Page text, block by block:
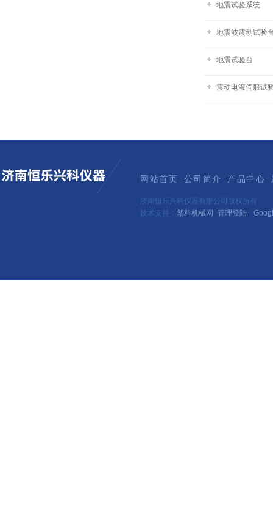
地震试验系统
地震波震动试验
地震试验台
震动电液伺服试
网站首页 公司简介 产品中心
济南恒乐兴科仪器有限公司版权所有
技术支持： 塑料机械网 管理登陆